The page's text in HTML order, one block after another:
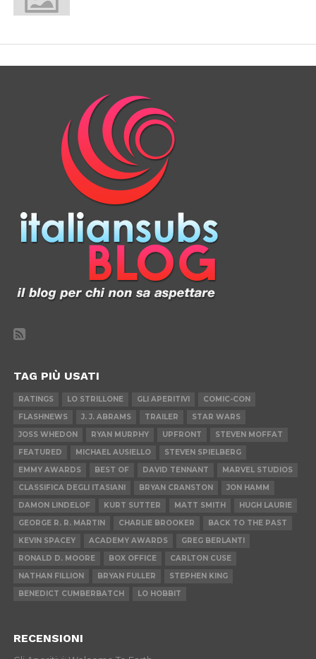
TAG PIÙ USATI
RATINGS LO STRILLONE GLI APERITIVI
COMIC-CON
FLASHNEWS
J. J. ABRAMS TRAILER
STAR WARS
JOSS WHEDON
RYAN MURPHY UPFRONT
STEVEN MOFFAT
FEATURED
MICHAEL AUSIELLO
STEVEN SPIELBERG
EMMY AWARDS
BEST OF DAVID TENNANT
MARVEL STUDIOS
CLASSIFICA DEGLI ITASIANI
BRYAN CRANSTON
JON HAMM
DAMON LINDELOF
KURT SUTTER MATT SMITH
HUGH LAURIE
GEORGE R. R. MARTIN
CHARLIE BROOKER
BACK TO THE PAST
KEVIN SPACEY
ACADEMY AWARDS
GREG BERLANTI
RONALD D. MOORE
BOX OFFICE
CARLTON CUSE
NATHAN FILLION
BRYAN FULLER
STEPHEN KING
BENEDICT CUMBERBATCH
LO HOBBIT
RECENSIONI